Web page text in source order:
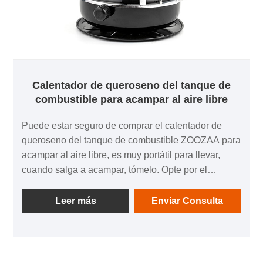
Calentador de queroseno del tanque de
combustible para acampar al aire libre
Puede estar seguro de comprar el calentador de
queroseno del tanque de combustible ZOOZAA para
acampar al aire libre, es muy portátil para llevar,
cuando salga a acampar, tómelo. Opte por el
buena eficiencia de combustible, ya que es posible
que desee conservar combustible durante los viajes
Leer más Enviar Consulta